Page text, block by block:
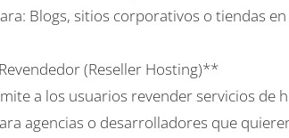
Blogs, sitios corporativos o tiendas
(Reseller Hosting)**
a los usuarios revender servicios de
agencias o desarrolladores que